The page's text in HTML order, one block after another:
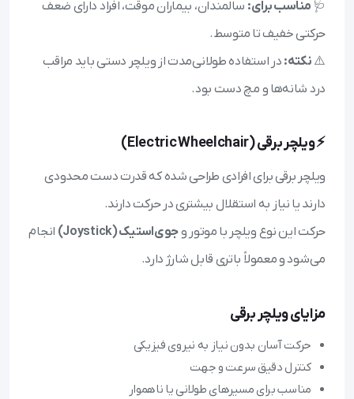
🩺 مناسب برای: سالمندان، بیماران موقت، افراد دارای ضعف
حرکتی خفیف تا متوسط.
⚠️ نکته: در استفاده طولانی‌مدت از ویلچر دستی باید مراقب
درد شانه‌ها و مچ دست بود.
⚡ ویلچر برقی (Electric Wheelchair)
ویلچر برقی برای افرادی طراحی شده که قدرت دست محدودی
دارند یا نیاز به استقلال بیشتری در حرکت دارند.
حرکت این نوع ویلچر با موتور وجوی‌استیک (Joystick)
انجام
می‌شود و معمولاً باتری قابل شارژ دارد.
مزایای ویلچر برقی
حرکت آسان بدون نیاز به نیروی فیزیکی
کنترل دقیق سرعت و جهت
مناسب برای مسیرهای طولانی یا ناهموار